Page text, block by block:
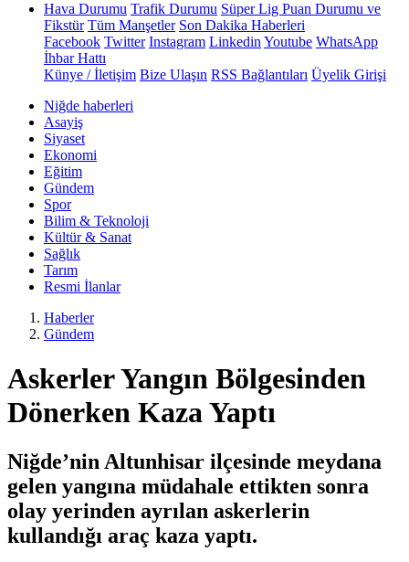
Hava Durumu Trafik Durumu Süper Lig Puan Durumu ve
Fikstür Tüm Manşetler Son Dakika Haberleri
Facebook Twitter Instagram Linkedin Youtube WhatsApp
İhbar Hattı
Künye / İletişim Bize Ulaşın RSS Bağlantıları Üyelik Girişi
Niğde haberleri
Asayiş
Siyaset
Ekonomi
Eğitim
Gündem
Spor
Bilim & Teknoloji
Kültür & Sanat
Sağlık
Tarım
Resmi İlanlar
Haberler
Gündem
Askerler Yangın Bölgesinden
Dönerken Kaza Yaptı
Niğde’nin Altunhisar ilçesinde meydana
gelen yangına müdahale ettikten sonra
olay yerinden ayrılan askerlerin
kullandığı araç kaza yaptı.